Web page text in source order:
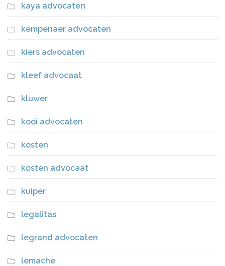
kaya advocaten
kempenaer advocaten
kiers advocaten
kleef advocaat
kluwer
kooi advocaten
kosten
kosten advocaat
kuiper
legalitas
legrand advocaten
lemache